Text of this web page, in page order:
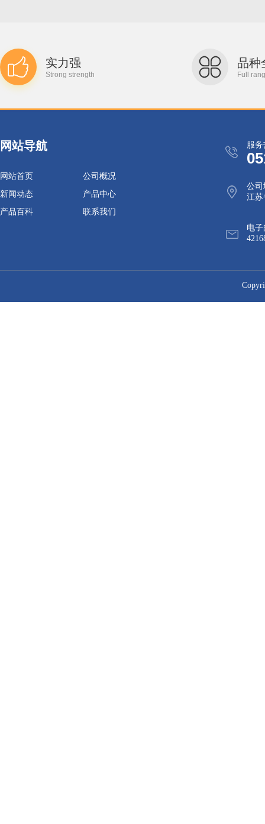
实力强
Strong strength
品种
Full
网站导航
网站首页
公司概况
新闻动态
产品中心
产品百科
联系我们
服
公司
江苏
电